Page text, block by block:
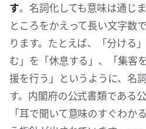
す。名詞化しても意味は通じ
ところをかえって長い文字数
ります。たとえば、「分ける
む」を「休息する」、「集客
援を行う」というように、名
す。内閣府の公式書類である
「耳で聞いて意味のすぐわか